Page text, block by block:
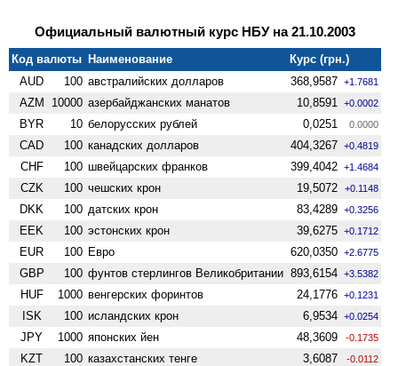
Официальный валютный курс НБУ на 21.10.2003
Код валюты Наименование
Курс (грн.)
AUD
100 австралийских долларов 368,9587 +1.7681
AZM 10000 азербайджанских манатов 10,8591 +0.0002
BYR 10 белорусских рублей 0,0251 0.0000
CAD 100 канадских долларов 404,3267 +0.4819
CHF 100 швейцарских франков 399,4042 +1.4684
CZK 100 чешских крон 19,5072 +0.1148
DKK 100 датских крон 83,4289 +0.3256
EEK 100 эстонских крон 39,6275 +0.1712
EUR 100 Евро 620,0350 +2.6775
GBP 100 фунтов стерлингов Велико­британии 893,6154 +3.5382
HUF 1000 венгерских форинтов 24,1776 +0.1231
ISK 100 исландских крон 6,9534 +0.0254
JPY 1000 японских йен 48,3609 -0.1735
KZT 100 казахстанских тенге 3,6087 -0.0112